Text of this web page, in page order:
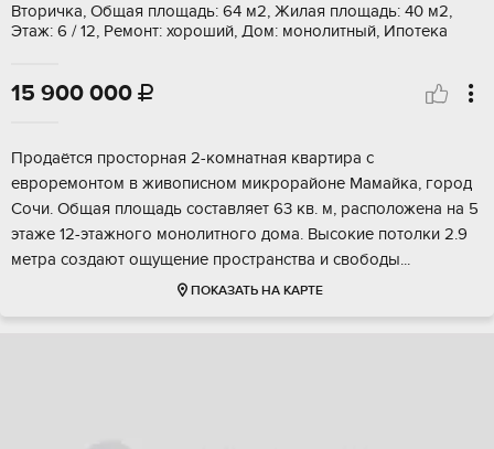
Вторичка, Общая площадь: 64 м2, Жилая площадь: 40 м2,
Этаж: 6 / 12, Ремонт: хороший, Дом: монолитный, Ипотека
15 900 000 
Продаётся просторная 2-комнатная квартира с
евроремонтом в живописном микрорайоне Мамайка, город
Сочи. Общая площадь составляет 63 кв. м, расположена на 5
этаже 12-этажного монолитного дома. Высокие потолки 2.9
метра создают ощущение пространства и свободы...
ПОКАЗАТЬ НА КАРТЕ